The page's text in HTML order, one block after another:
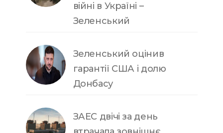
війні в Україні –
Зеленський
Зеленський оцінив
гарантії США і долю
Донбасу
ЗАЕС двічі за день